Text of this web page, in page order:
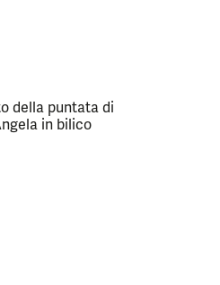
della puntata di
in bilico